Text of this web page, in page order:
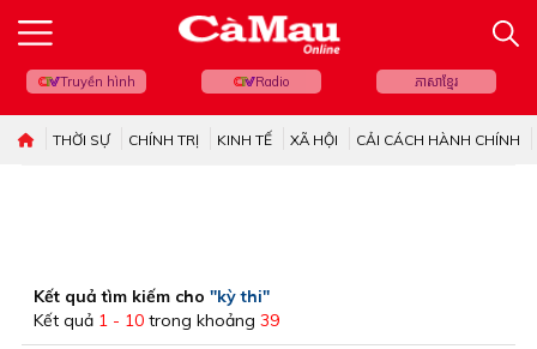
Truyền hình Radio ភាសាខ្មែរ
THỜI SỰ CHÍNH TRỊ KINH TẾ XÃ HỘI CẢI CÁCH HÀNH CHÍNH
Kết quả tìm kiếm cho "kỳ thi"
Kết quả 1 - 10 trong khoảng 39